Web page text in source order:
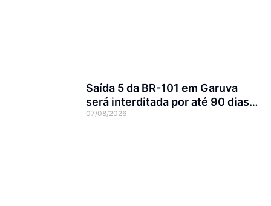
Saída 5 da BR-101 em Garuva
será interditada por até 90 dias
para obras
07/08/2026